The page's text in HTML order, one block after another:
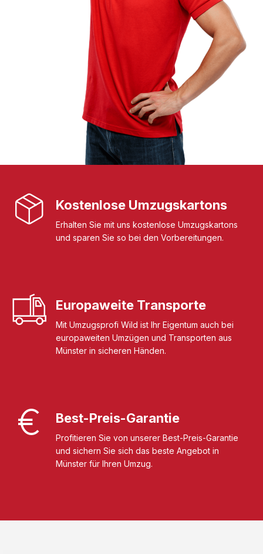
Kostenlose Umzugskartons
Erhalten Sie mit uns kostenlose Umzugskartons
und sparen Sie so bei den Vorbereitungen.
Europaweite Transporte
Mit Umzugsprofi Wild ist Ihr Eigentum auch bei
europaweiten Umzügen und Transporten aus
Münster in sicheren Händen.
Best-Preis-Garantie
Profitieren Sie von unserer Best-Preis-Garantie
und sichern Sie sich das beste Angebot in
Münster für Ihren Umzug.